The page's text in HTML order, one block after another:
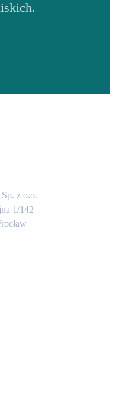
z o.o.
1/142